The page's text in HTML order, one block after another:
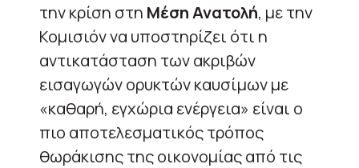
την κρίση στη Μέση Ανατολή, με την
Κομισιόν να υποστηρίζει ότι η
αντικατάσταση των ακριβών
εισαγωγών ορυκτών καυσίμων με
«καθαρή, εγχώρια ενέργεια» είναι ο
πιο αποτελεσματικός τρόπος
θωράκισης της οικονομίας από τις